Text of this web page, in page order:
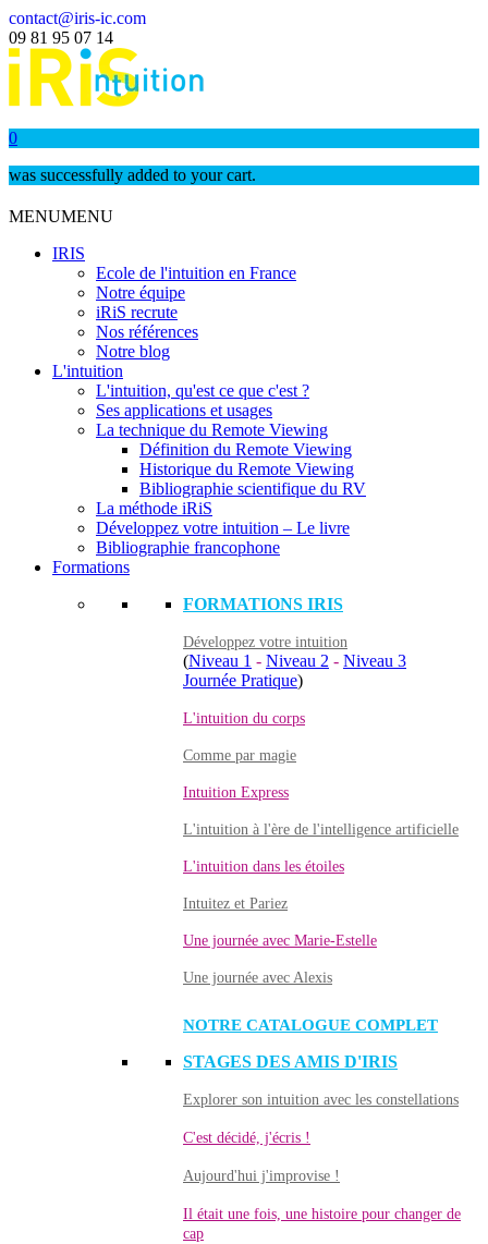
contact@iris-ic.com
09 81 95 07 14
0
was successfully added to your cart.
MENUMENU
IRIS
Ecole de l'intuition en France
Notre équipe
iRiS recrute
Nos références
Notre blog
L'intuition
L'intuition, qu'est ce que c'est ?
Ses applications et usages
La technique du Remote Viewing
Définition du Remote Viewing
Historique du Remote Viewing
Bibliographie scientifique du RV
La méthode iRiS
Développez votre intuition – Le livre
Bibliographie francophone
Formations
FORMATIONS IRIS
Développez votre intuition
(Niveau 1 - Niveau 2 - Niveau 3
Journée Pratique)
L'intuition du corps
Comme par magie
Intuition Express
L'intuition à l'ère de l'intelligence artificielle
L'intuition dans les étoiles
Intuitez et Pariez
Une journée avec Marie-Estelle
Une journée avec Alexis
NOTRE CATALOGUE COMPLET
STAGES DES AMIS D'IRIS
Explorer son intuition avec les constellations
C'est décidé, j'écris !
Aujourd'hui j'improvise !
Il était une fois, une histoire pour changer de
cap